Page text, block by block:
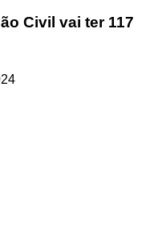
Civil vai ter 117